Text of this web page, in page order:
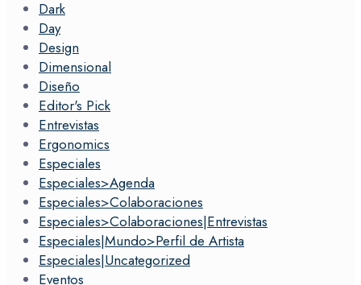
Dark
Day
Design
Dimensional
Diseño
Editor's Pick
Entrevistas
Ergonomics
Especiales
Especiales>Agenda
Especiales>Colaboraciones
Especiales>Colaboraciones|Entrevistas
Especiales|Mundo>Perfil de Artista
Especiales|Uncategorized
Eventos